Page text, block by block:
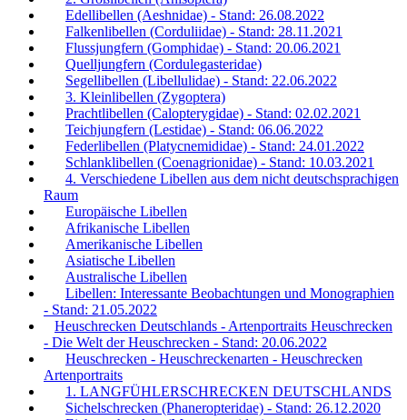
Edellibellen (Aeshnidae) - Stand: 26.08.2022
Falkenlibellen (Corduliidae) - Stand: 28.11.2021
Flussjungfern (Gomphidae) - Stand: 20.06.2021
Quelljungfern (Cordulegasteridae)
Segellibellen (Libellulidae) - Stand: 22.06.2022
3. Kleinlibellen (Zygoptera)
Prachtlibellen (Calopterygidae) - Stand: 02.02.2021
Teichjungfern (Lestidae) - Stand: 06.06.2022
Federlibellen (Platycnemididae) - Stand: 24.01.2022
Schlanklibellen (Coenagrionidae) - Stand: 10.03.2021
4. Verschiedene Libellen aus dem nicht deutschsprachigen
Raum
Europäische Libellen
Afrikanische Libellen
Amerikanische Libellen
Asiatische Libellen
Australische Libellen
Libellen: Interessante Beobachtungen und Monographien
- Stand: 21.05.2022
Heuschrecken Deutschlands - Artenportraits Heuschrecken
- Die Welt der Heuschrecken - Stand: 20.06.2022
Heuschrecken - Heuschreckenarten - Heuschrecken
Artenportraits
1. LANGFÜHLERSCHRECKEN DEUTSCHLANDS
Sichelschrecken (Phaneropteridae) - Stand: 26.12.2020